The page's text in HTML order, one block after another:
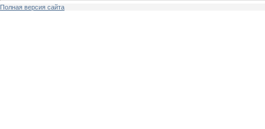
Полная версия сайта